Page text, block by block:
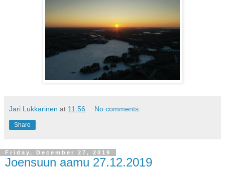
Jari Lukkarinen at 11:56 No comments:
Share
Friday, December 27, 2019
Joensuun aamu 27.12.2019